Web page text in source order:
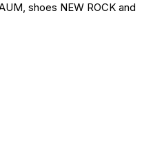
shoes NEW ROCK and